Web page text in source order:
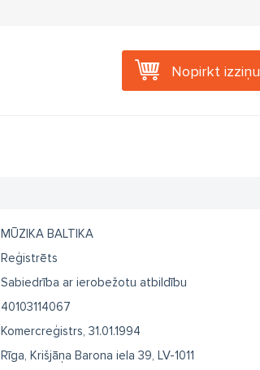
Nopirkt izziņu
MŪZIKA BALTIKA
Reģistrēts
Sabiedrība ar ierobežotu atbildību
40103114067
Komercreģistrs, 31.01.1994
Rīga, Krišjāņa Barona iela 39, LV-1011